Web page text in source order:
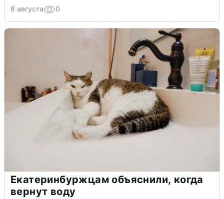
8 августа 0
Екатеринбуржцам объяснили, когда
вернут воду